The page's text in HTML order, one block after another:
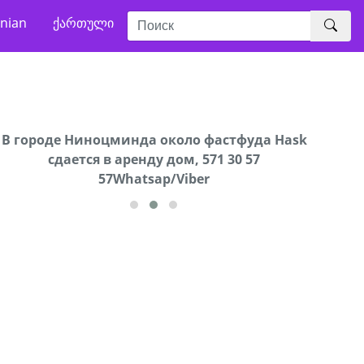
ქართული
В городе Ниноцминда около фастфуда Hask
cдается в аренду дом, 571 30 57
57Whatsap/Viber
Продается машина марки Prado,571 30 57
57Whatsap/Viber